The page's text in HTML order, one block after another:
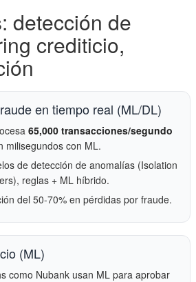
detección de
crediticio,
en tiempo real (ML/DL)
65,000 transacciones/segundo
milisegundos con ML.
de detección de anomalías (Isolation
reglas + ML híbrido.
del 50-70% en pérdidas por fraude.
(ML)
como Nubank usan ML para aprobar